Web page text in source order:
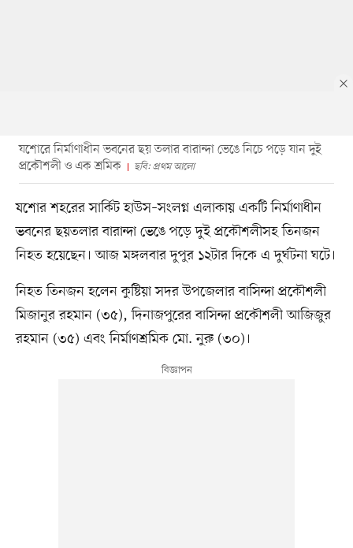
যশোরে নির্মাণাধীন ভবনের ছয় তলার বারান্দা ভেঙে নিচে পড়ে যান দুই
প্রকৌশলী ও এক শ্রমিক
ছবি: প্রথম আলো
যশোর শহরের সার্কিট হাউস–সংলগ্ন এলাকায় একটি নির্মাণাধীন
ভবনের ছয়তলার বারান্দা ভেঙে পড়ে দুই প্রকৌশলীসহ তিনজন
নিহত হয়েছেন। আজ মঙ্গলবার দুপুর ১২টার দিকে এ দুর্ঘটনা ঘটে।
নিহত তিনজন হলেন কুষ্টিয়া সদর উপজেলার বাসিন্দা প্রকৌশলী
মিজানুর রহমান (৩৫), দিনাজপুরের বাসিন্দা প্রকৌশলী আজিজুর
রহমান (৩৫) এবং নির্মাণশ্রমিক মো. নুরু (৩০)।